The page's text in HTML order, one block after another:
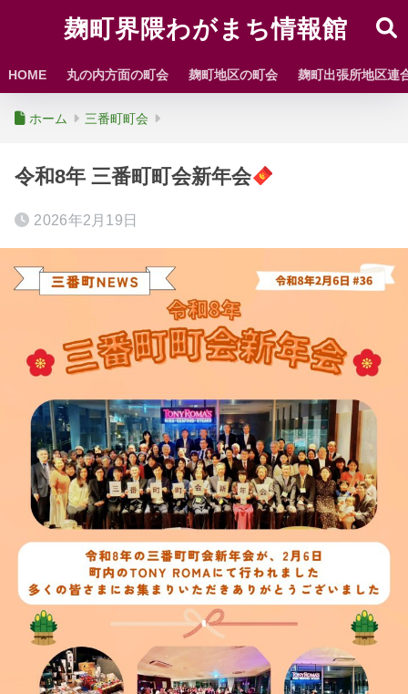
麹町界隈わがまち情報館
HOME 丸の内方面の町会 麹町地区の町会 麹町出張所地区連
ホーム 三番町町会
令和8年 三番町町会新年会
2026年2月19日